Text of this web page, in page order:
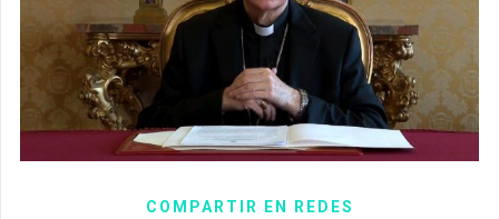
COMPARTIR EN REDES